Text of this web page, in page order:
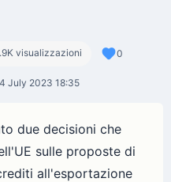
visualizzazioni 0
July 2023 18:35
due decisioni che
sulle proposte di
all'esportazione